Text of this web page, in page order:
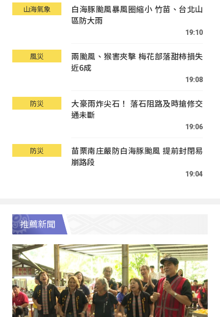
山海氣象
白海豚颱風暴風圈縮小 竹苗、台北山
區防大雨
19:10
風災
兩颱風、猴害夾擊 梅花部落甜柿損失
近6成
19:08
防災
大豪雨炸尖石！ 落石阻路及時搶修交
通未斷
19:06
防災
苗栗南庄嚴防白海豚颱風 提前封閉易
崩路段
19:04
推薦新聞